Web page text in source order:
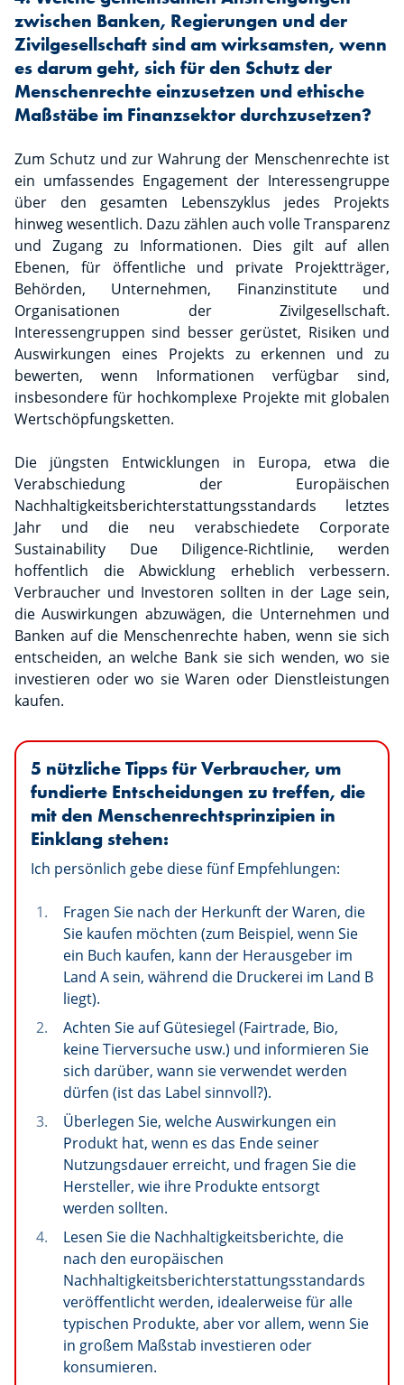
zwischen Banken, Regierungen und der
Zivilgesellschaft sind am wirksamsten, wenn
es darum geht, sich für den Schutz der
Menschenrechte einzusetzen und ethische
Maßstäbe im Finanzsektor durchzusetzen?
Zum Schutz und zur Wahrung der Menschenrechte ist
ein umfassendes Engagement der Interessengruppe
über den gesamten Lebenszyklus jedes Projekts
hinweg wesentlich. Dazu zählen auch volle Transparenz
und Zugang zu Informationen. Dies gilt auf allen
Ebenen, für öffentliche und private Projektträger,
Behörden, Unternehmen, Finanzinstitute und
Organisationen der Zivilgesellschaft.
Interessengruppen sind besser gerüstet, Risiken und
Auswirkungen eines Projekts zu erkennen und zu
bewerten, wenn Informationen verfügbar sind,
insbesondere für hochkomplexe Projekte mit globalen
Wertschöpfungsketten.
Die jüngsten Entwicklungen in Europa, etwa die
Verabschiedung der Europäischen
Nachhaltigkeitsberichterstattungsstandards letztes
Jahr und die neu verabschiedete Corporate
Sustainability Due Diligence-Richtlinie, werden
hoffentlich die Abwicklung erheblich verbessern.
Verbraucher und Investoren sollten in der Lage sein,
die Auswirkungen abzuwägen, die Unternehmen und
Banken auf die Menschenrechte haben, wenn sie sich
entscheiden, an welche Bank sie sich wenden, wo sie
investieren oder wo sie Waren oder Dienstleistungen
kaufen.
5 nützliche Tipps für Verbraucher, um
fundierte Entscheidungen zu treffen, die
mit den Menschenrechtsprinzipien in
Einklang stehen:
Ich persönlich gebe diese fünf Empfehlungen:
Fragen Sie nach der Herkunft der Waren, die
Sie kaufen möchten (zum Beispiel, wenn Sie
ein Buch kaufen, kann der Herausgeber im
Land A sein, während die Druckerei im Land B
liegt).
Achten Sie auf Gütesiegel (Fairtrade, Bio,
keine Tierversuche usw.) und informieren Sie
sich darüber, wann sie verwendet werden
dürfen (ist das Label sinnvoll?).
Überlegen Sie, welche Auswirkungen ein
Produkt hat, wenn es das Ende seiner
Nutzungsdauer erreicht, und fragen Sie die
Hersteller, wie ihre Produkte entsorgt
werden sollten.
Lesen Sie die Nachhaltigkeitsberichte, die
nach den europäischen
Nachhaltigkeitsberichterstattungsstandards
veröffentlicht werden, idealerweise für alle
typischen Produkte, aber vor allem, wenn Sie
in großem Maßstab investieren oder
konsumieren.